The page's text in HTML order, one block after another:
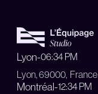
Lyon-06:34 PM
Lyon, 69000, France
Montréal-12:34 PM